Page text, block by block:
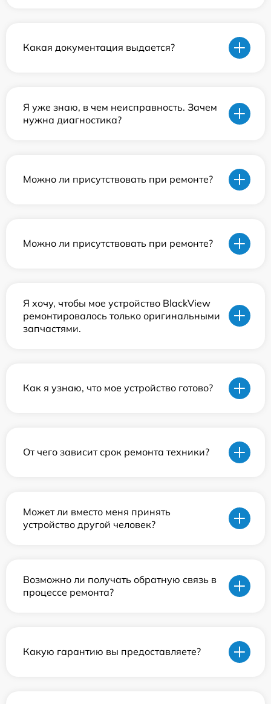
Какая документация выдается?
Я уже знаю, в чем неисправность. Зачем
нужна диагностика?
Можно ли присутствовать при ремонте?
Можно ли присутствовать при ремонте?
Я хочу, чтобы мое устройство BlackView
ремонтировалось только оригинальными
запчастями.
Как я узнаю, что мое устройство готово?
От чего зависит срок ремонта техники?
Может ли вместо меня принять
устройство другой человек?
Возможно ли получать обратную связь в
процессе ремонта?
Какую гарантию вы предоставляете?